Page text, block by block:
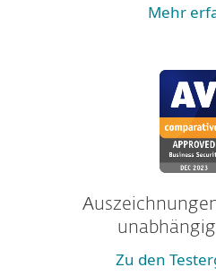
Mehr
Zu den